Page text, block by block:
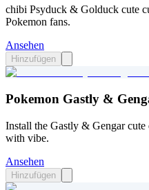
chibi Psyduck & Golduck cute
Pokemon fans.
Ansehen
Hinzufügen
Pokemon Gastly &
Install the Gastly & Gengar cute
with vibe.
Ansehen
Hinzufügen